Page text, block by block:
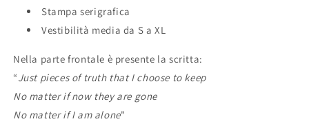
Stampa serigrafica
Vestibilità media da S a XL
Nella parte frontale è presente la scritta:
“Just pieces of truth that I choose to keep
No matter if now they are gone
No matter if I am alone"